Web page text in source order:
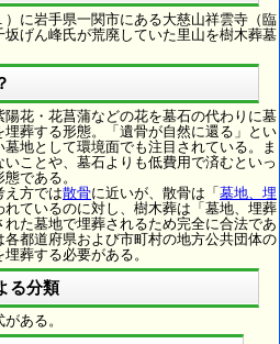
に岩手県一関市にある大慈山祥雲寺（臨
げん峰氏が荒廃していた里山を樹木葬墓
花・花菖蒲などの花を墓石の代わりに墓
葬する形態。「遺骨が自然に還る」とい
地として環境面でも注目されている。ま
ことや、墓石よりも低費用で済むといっ
である。
え方では散骨に近いが、散骨は「 墓地、埋
れているのに対し、樹木葬は「墓地、埋葬
た墓地で埋葬されるため完全に合法であ
都道府県および市町村の地方公共団体の
葬する必要がある。
る分類
ある。